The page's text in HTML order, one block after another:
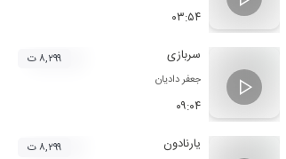
۰۳:۵۴
سربازی
جعفر دادیان
۰۹:۰۴
۸,۲۹۹ ت
یارنادون ۸,۲۹۹ ت